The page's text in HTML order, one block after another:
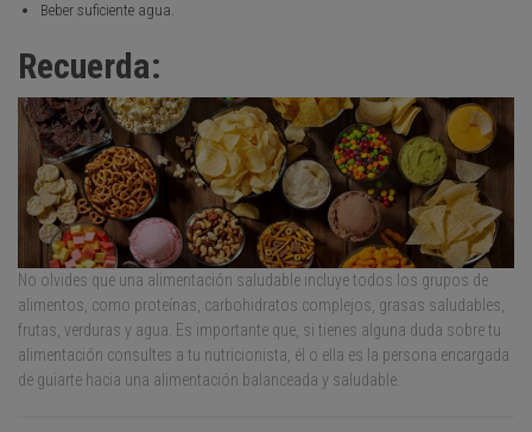
Beber suficiente agua.
Recuerda:
No olvides que una alimentación saludable incluye todos los grupos de
alimentos, como proteínas, carbohidratos complejos, grasas saludables,
frutas, verduras y agua. Es importante que, si tienes alguna duda sobre tu
alimentación consultes a tu nutricionista, él o ella es la persona encargada
de guiarte hacia una alimentación balanceada y saludable.